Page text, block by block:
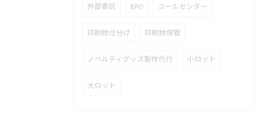
外部委託 BPO コールセンター
印刷物仕分け 印刷物保管
ノベルティグッズ製作代行 小ロット
大ロット